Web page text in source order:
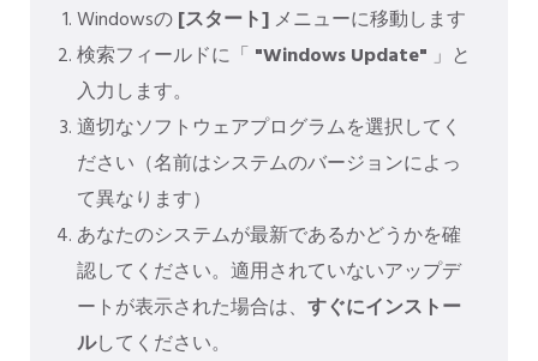
Windowsの[スタート] メニューに移動します
検索フィールドに「 "Windows Update" 」と
入力します。
適切なソフトウェアプログラムを選択してく
ださい（名前はシステムのバージョンによっ
て異なります）
あなたのシステムが最新であるかどうかを確
認してください。適用されていないアップデ
ートが表示された場合は、 すぐにインストー
ルしてください。